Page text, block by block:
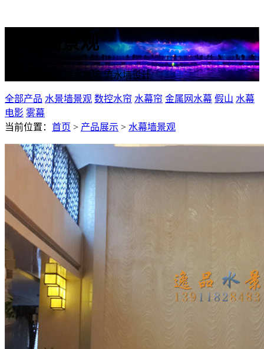
水幕墙景观
玻璃水幕墙,庭院水景墙,流水墙设计
全部产品 水景墙景观 数控水帘 水幕帘 金属网水幕 假山 水幕
电影 雾幕
当前位置： 首页 > 产品展示 > 水幕墙景观